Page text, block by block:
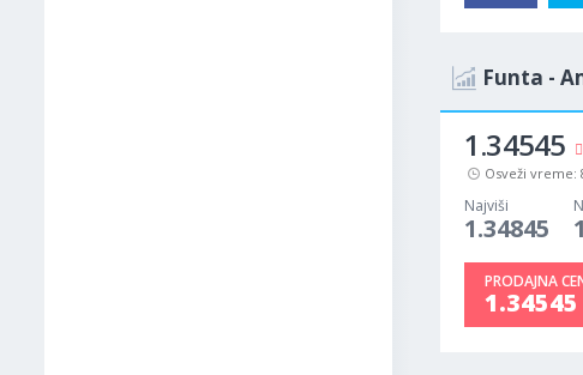
Funta -
1.34545
Osveži vreme:
Najviši
1.34845
PRODAJNA
1.34545